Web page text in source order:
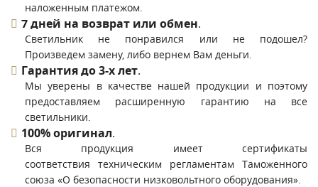
наложенным платежом.
7 дней на возврат или обмен.
Светильник не понравился или не подошел?
Произведем замену, либо вернем Вам деньги.
Гарантия до 3-х лет.
Мы уверены в качестве нашей продукции и поэтому
предоставляем расширенную гарантию на все
светильники.
100% оригинал.
Вся продукция имеет сертификаты
соответствия техническим регламентам Таможенного
союза «О безопасности низковольтного оборудования».